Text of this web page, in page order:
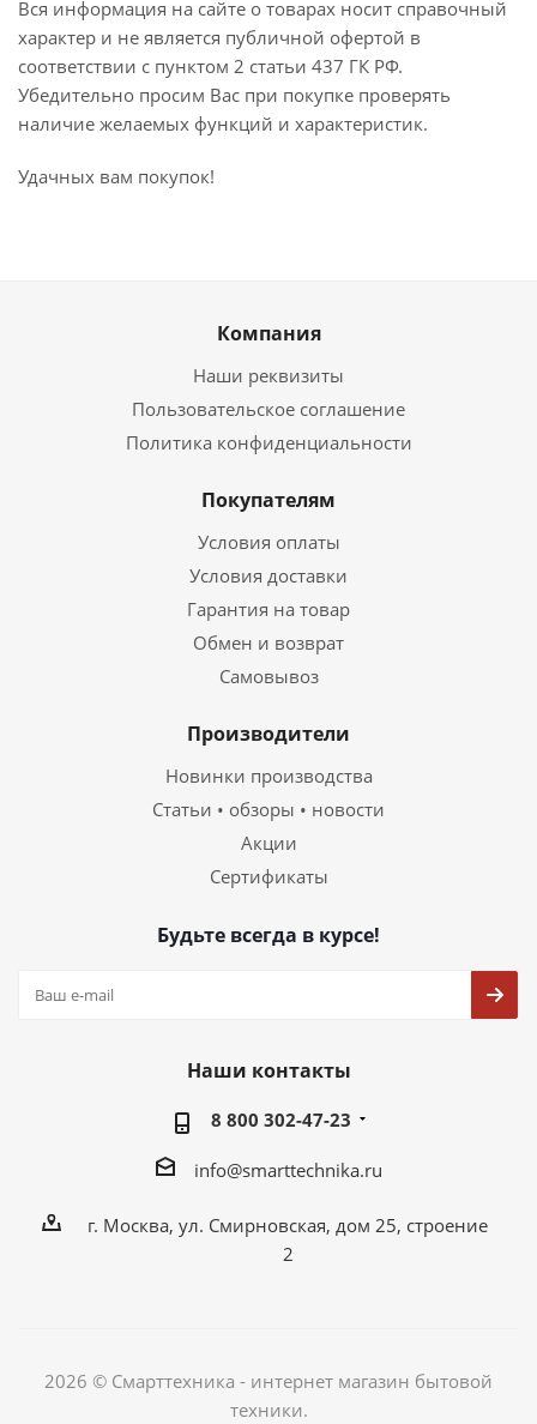
Вся информация на сайте о товарах носит справочный
характер и не является публичной офертой в
соответствии с пунктом 2 статьи 437 ГК РФ.
Убедительно просим Вас при покупке проверять
наличие желаемых функций и характеристик.
Удачных вам покупок!
Компания
Наши реквизиты
Пользовательское соглашение
Политика конфиденциальности
Покупателям
Условия оплаты
Условия доставки
Гарантия на товар
Обмен и возврат
Самовывоз
Производители
Новинки производства
Статьи • обзоры • новости
Акции
Сертификаты
Будьте всегда в курсе!
Наши контакты
8 800 302-47-23
info@smarttechnika.ru
г. Москва, ул. Смирновская, дом 25, строение
2
2026 © Смарттехника - интернет магазин бытовой
техники.